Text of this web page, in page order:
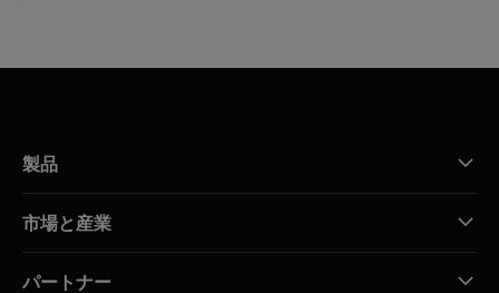
製品
市場と産業
パートナー